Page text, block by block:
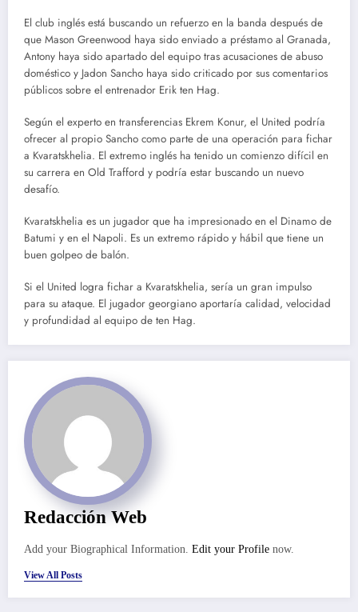
El club inglés está buscando un refuerzo en la banda después de
que Mason Greenwood haya sido enviado a préstamo al Granada,
Antony haya sido apartado del equipo tras acusaciones de abuso
doméstico y Jadon Sancho haya sido criticado por sus comentarios
públicos sobre el entrenador Erik ten Hag.
Según el experto en transferencias Ekrem Konur, el United podría
ofrecer al propio Sancho como parte de una operación para fichar
a Kvaratskhelia. El extremo inglés ha tenido un comienzo difícil en
su carrera en Old Trafford y podría estar buscando un nuevo
desafío.
Kvaratskhelia es un jugador que ha impresionado en el Dinamo de
Batumi y en el Napoli. Es un extremo rápido y hábil que tiene un
buen golpeo de balón.
Si el United logra fichar a Kvaratskhelia, sería un gran impulso
para su ataque. El jugador georgiano aportaría calidad, velocidad
y profundidad al equipo de ten Hag.
Redacción Web
Add your Biographical Information. Edit your Profile now.
View All Posts